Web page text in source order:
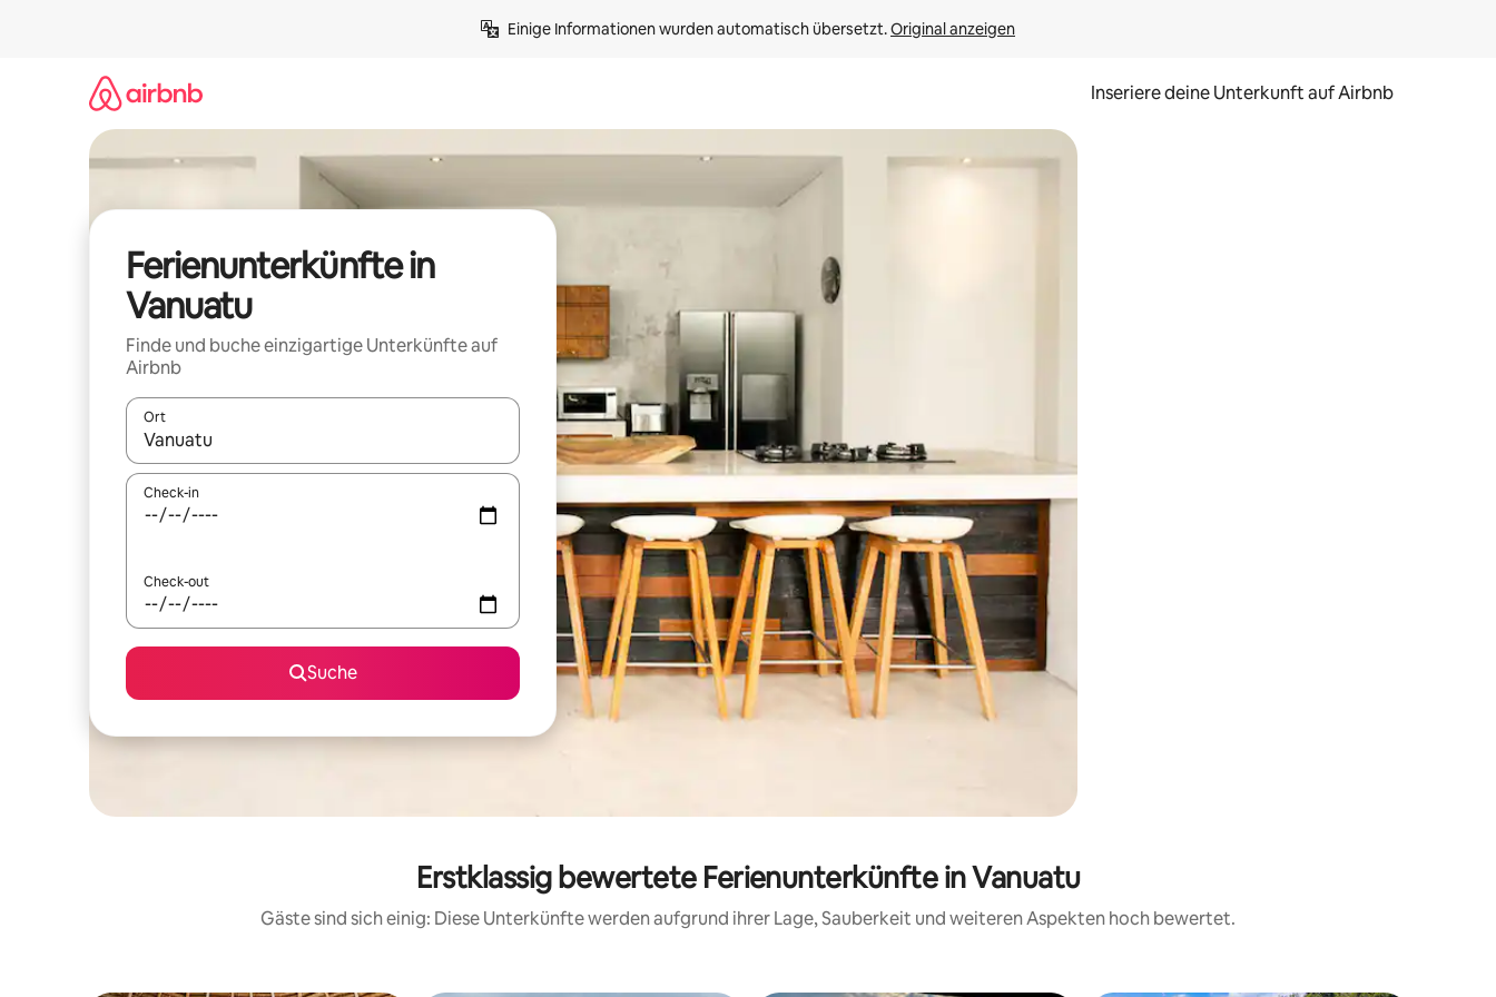
Einige Informationen wurden automatisch übersetzt. Original anzeigen
Inseriere deine Unterkunft auf Airbnb
Ferienunterkünfte in
Vanuatu
Finde und buche einzigartige Unterkünfte auf
Airbnb
Ort
Wenn Ergebnisse verfügbar sind, navigiere mit den Pfeiltasten nach oben und unten oder erkunde die Ergebnisse durch Berühren oder Wischgesten.
Check-in
Check-out
Suche
Erstklassig bewertete Ferienunterkünfte in Vanuatu
Gäste sind sich einig: Diese Unterkünfte werden aufgrund ihrer Lage, Sauberkeit und weiteren Aspekten hoch bewertet.